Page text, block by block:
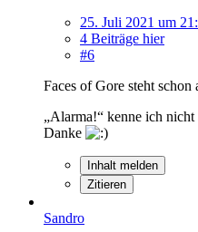
25. Juli 2021 um
4 Beiträge hier
#6
Faces of Gore steht
„Alarma!“ kenne ich nicht
Danke
Inhalt melden
Zitieren
Sandro